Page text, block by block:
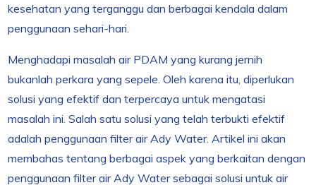
kesehatan yang terganggu dan berbagai kendala dalam
penggunaan sehari-hari.
Menghadapi masalah air PDAM yang kurang jernih
bukanlah perkara yang sepele. Oleh karena itu, diperlukan
solusi yang efektif dan terpercaya untuk mengatasi
masalah ini. Salah satu solusi yang telah terbukti efektif
adalah penggunaan filter air Ady Water. Artikel ini akan
membahas tentang berbagai aspek yang berkaitan dengan
penggunaan filter air Ady Water sebagai solusi untuk air